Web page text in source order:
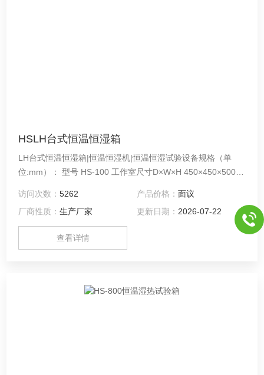
HSLH台式恒温恒湿箱
LH台式恒温恒湿箱|恒温恒湿机|恒温恒湿试验设备规格（单
位:mm）： 型号 HS-100 工作室尺寸D×W×H 450×450×500
工作室尺寸D×W×H 800×1000×1000 型号 HS-010 工作室尺寸
D×W×H 1000×1000×1000
访问次数：5262 产品价格： 面议
厂商性质：生产厂家 更新日期： 2026-07-22
查看详情